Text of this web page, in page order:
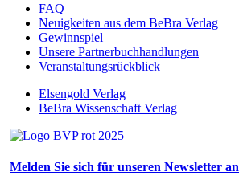
FAQ
Neuigkeiten aus dem BeBra Verlag
Gewinnspiel
Unsere Partnerbuchhandlungen
Veranstaltungsrückblick
Elsengold Verlag
BeBra Wissenschaft Verlag
Melden Sie sich für unseren Newsletter an